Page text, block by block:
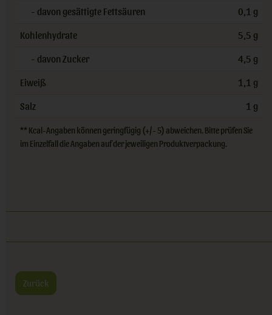
- davon gesättigte Fettsäuren 0,1 g
Kohlenhydrate 5,5 g
- davon Zucker 4,5 g
Eiweiß 1,1 g
Salz 1 g
** Kcal-Angaben können geringfügig (+/- 5) abweichen. Bitte prüfen Sie
im Einzelfall die Angaben auf der jeweiligen Produktverpackung.
Zurück